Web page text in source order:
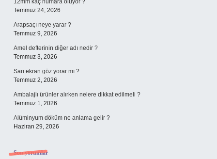
12mm kaç numara oluyor ?
Temmuz 24, 2026
Arapsaçı neye yarar ?
Temmuz 9, 2026
Amel defterinin diğer adı nedir ?
Temmuz 3, 2026
Sarı ekran göz yorar mı ?
Temmuz 2, 2026
Ambalajlı ürünler alırken nelere dikkat edilmeli ?
Temmuz 1, 2026
Alüminyum döküm ne anlama gelir ?
Haziran 29, 2026
Son yorumlar